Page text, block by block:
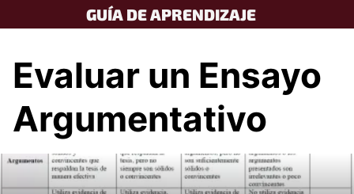
to
GUÍA DE APRENDIZAJE
Evaluar un Ensayo
Argumentativo